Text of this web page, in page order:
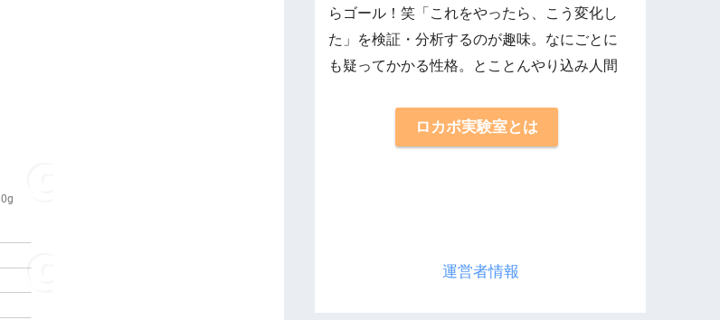
らゴール！笑「これをやったら、こう変化し
た」を検証・分析するのが趣味。なにごとに
も疑ってかかる性格。とことんやり込み人間
ロカボ実験室とは
運営者情報